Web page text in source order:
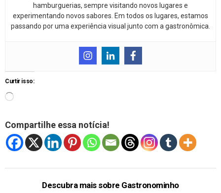
hamburguerias, sempre visitando novos lugares e
experimentando novos sabores. Em todos os lugares, estamos
passando por uma experiência visual junto com a gastronômica.
Curtir isso:
Compartilhe essa notícia!
Descubra mais sobre Gastronominho